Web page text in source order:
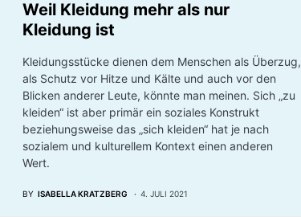
Weil Kleidung mehr als nur
Kleidung ist
Kleidungsstücke dienen dem Menschen als Überzug,
als Schutz vor Hitze und Kälte und auch vor den
Blicken anderer Leute, könnte man meinen. Sich „zu
kleiden“ ist aber primär ein soziales Konstrukt
beziehungsweise das „sich kleiden“ hat je nach
sozialem und kulturellem Kontext einen anderen
Wert.
BY ISABELLA KRATZBERG 4. JULI 2021